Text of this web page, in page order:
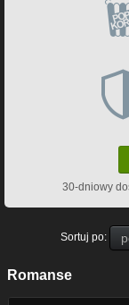
30-dniowy
Sortuj po:
Romanse